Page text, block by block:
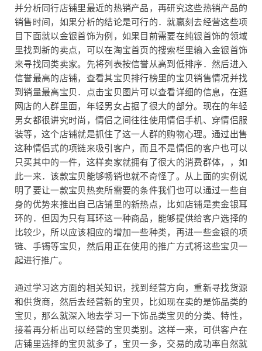
并分析同行店铺里最近的热销产品，再研究这些热销产品的
销售时间，如果分析的结论是可行的．就赢刻去经营这些项
目下面就以金银首饰为例，如果目前需要在纯银首饰的领域
里找到新的卖点，可以在淘宝首页的搜索栏里输入金银首饰
来寻找同类卖家。先将列表按信誉从高到低排序．然后进入
信誉最高的店铺，查看其宝贝排行榜里的宝贝销售情况并找
到销量最高宝贝．点击宝贝图片可以查看详细的信息，在逛
网店的人群里面，年轻男女占据了很大的部分。现在的年轻
男女都很讲究时尚，情侣之间往往使用情侣手机、穿情侣服
装等，这个店铺就是抓住了这一人群的购物心理。通过出售
这种情侣式的项链来吸引客户，而且不是情侣的客户也可以
只买其中的一件，这样卖家就拥有了很大的消费群体，，如
此一来．该款宝贝能够畅销也就不奇怪了。从上面的实例说
明了要让一款宝贝热卖所需要的条件我们也可以通过一些自
身的优势来推出自己店铺里的新热点，比如店铺是卖金银耳
环的．但因为只有耳环这一种商品，能够提供给客户选择的
比较少，所以应该相应的增加一些种类，再进一些金银的项
链、手镯等宝贝，然后用正在使用的推广方式将这些宝贝一
起进行推广。
通过学习这方面的相关知识，找到经营方向，重新寻找货源
和供货商，然后去经营新的宝贝，比如现在卖的是饰品类的
宝贝，那么就深入地去学习一下饰品类宝贝的分类、特性，
接着再分析出可以经营的宝贝类别。这样一来，可供客户在
店铺里选择的宝贝就多了，宝贝一多，交易的成功率自然就